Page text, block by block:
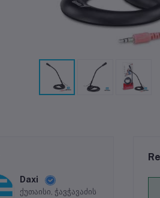
Daxi
ქუთაისი, ჭავჭავაძის